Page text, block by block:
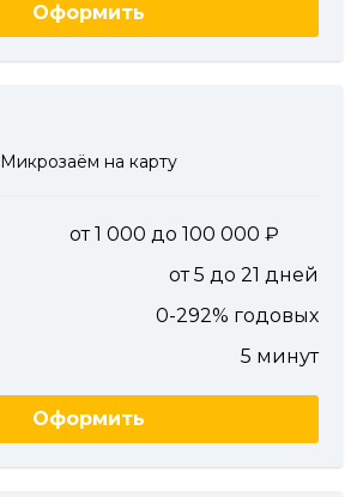
Оформить
Микрозаём на карту
от 1 000 до 100 000
от 5 до 21 дней
0-292% годовых
5 минут
Оформить